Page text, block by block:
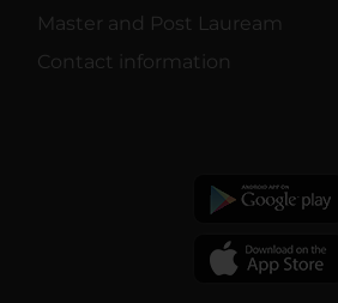
Master and Post Lauream
Contact information